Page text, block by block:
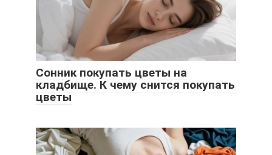
Сонник покупать цветы на
кладбище. К чему снится покупать
цветы